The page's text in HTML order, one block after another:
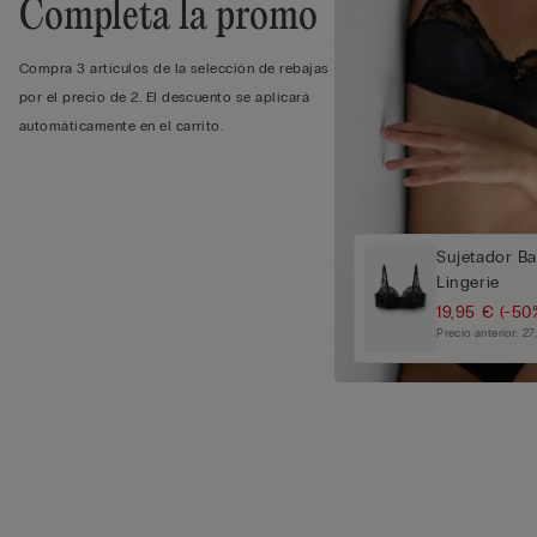
Completa la promo
Compra 3 artículos de la selección de rebajas
por el precio de 2. El descuento se aplicará
automáticamente en el carrito.
Sujetador
Lingerie
19,95 € (-
Precio anterior: